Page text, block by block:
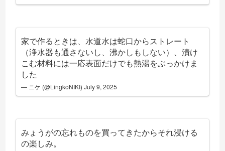
家で作るときは、水道水は蛇口からストレート
（浄水器も通さないし、沸かしもしない）、漬け
こむ材料には一応表面だけでも熱湯をぶっかけま
した
— ニケ (@LingkoNIKI)July 9, 2025
みょうがの忘れものを買ってきたからそれ浸ける
の楽しみ。